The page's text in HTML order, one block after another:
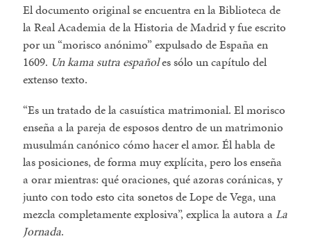
El documento original se encuentra en la Biblioteca de
la Real Academia de la Historia de Madrid y fue escrito
por un morisco anónimo expulsado de España en
1609. Un kama sutra españoles sólo un capítulo del
extenso texto.
Es un tratado de la casuística matrimonial. El morisco
enseña a la pareja de esposos dentro de un matrimonio
musulmán canónico cómo hacer el amor. Él habla de
las posiciones, de forma muy explícita, pero los enseña
a orar mientras: qué oraciones, qué azoras coránicas, y
junto con todo esto cita sonetos de Lope de Vega, una
mezcla completamente explosiva, explica la autora aLa
Jornada.